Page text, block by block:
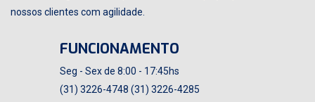
nossos clientes com agilidade.
FUNCIONAMENTO
Seg - Sex de 8:00 - 17:45hs
(31) 3226-4748 (31) 3226-4285